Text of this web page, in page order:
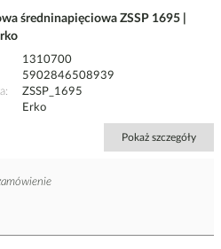
średninapięciowa ZSSP 1695 |
1310700
5902846508939
ZSSP_1695
Erko
Pokaż szczegóły